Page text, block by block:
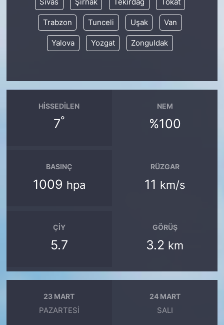
Sivas Şırnak Tekirdağ Tokat
Trabzon Tunceli Uşak Van
Yalova Yozgat Zonguldak
HISSEDILEN
7°
NEM
%100
BASINÇ
1009 hpa
RÜZGAR
11 km/s
ÇIY
5.7
GÖRÜŞ
3.2 km
23 MART
PAZARTESI
24 MART
SALI